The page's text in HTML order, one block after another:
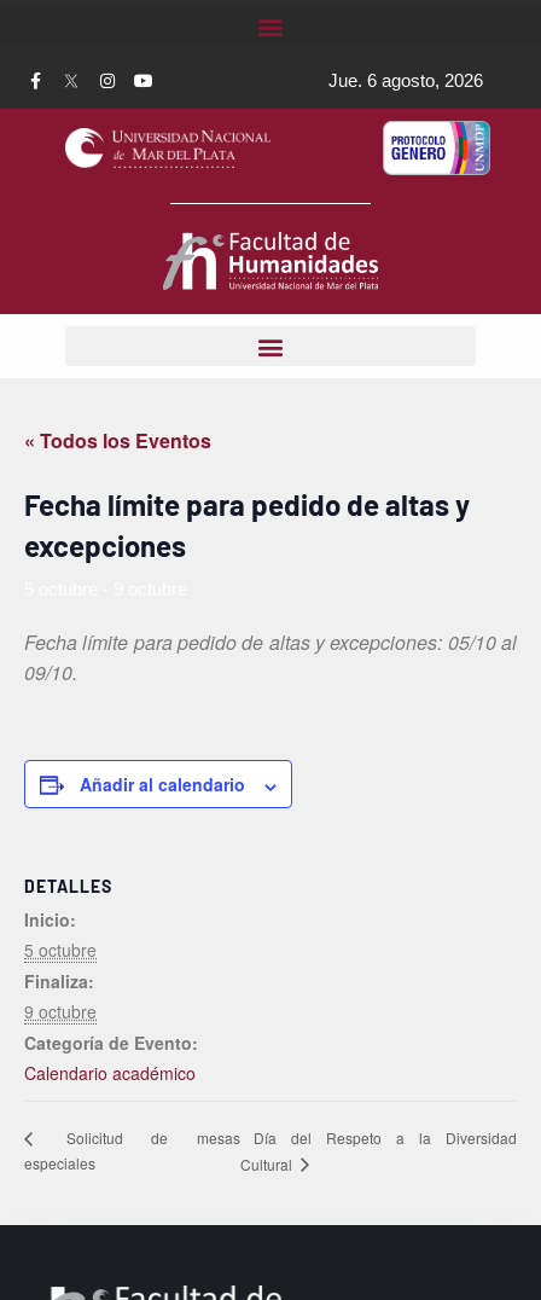
Jue. 6 agosto, 2026
« Todos los Eventos
Fecha límite para pedido de altas y
excepciones
Fecha límite para pedido de altas y excepciones: 05/10 al
09/10.
Añadir al calendario
DETALLES
Inicio:
5 octubre
Finaliza:
9 octubre
Categoría de Evento:
Calendario académico
Solicitud de mesas
especiales
Día del Respeto a la Diversidad
Cultural